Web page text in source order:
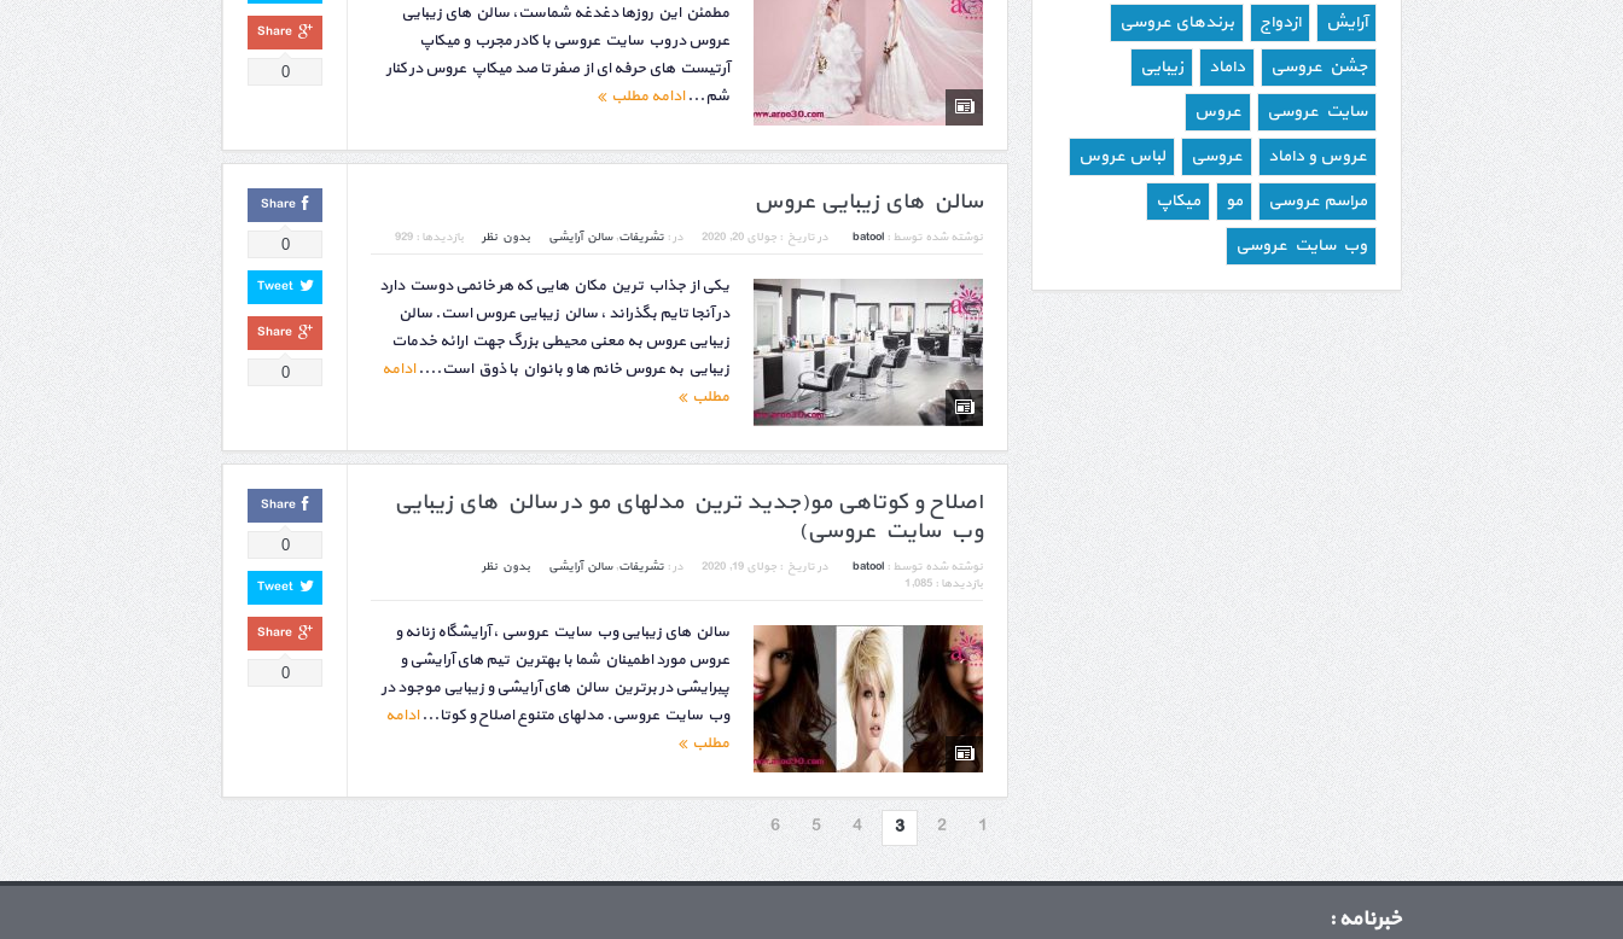
مطمئن این روزها دغدغه شماست، سالن های زیبایی
عروس در وب سایت عروسی با کادر مجرب و میکاپ
آرتیست های حرفه ای از صفر تا صد میکاپ عروس در کنار
شم...ادامه مطلب
Share
0
سالن های زیبایی عروس
نوشته شده توسط : batool در تاریخ : جولای 20, 2020 در : تشریفات,سالن آرایشی بدون نظر بازدیدها : 929
یکی از جذاب ترین مکان هایی که هر خانمی دوست دارد
در آنجا تایم بگذراند ، سالن زیبایی عروس است. سالن
زیبایی عروس به معنی محیطی بزرگ جهت ارائه خدمات
زیبایی به عروس خانم ها و بانوان با ذوق است....ادامه
مطلب
Share
0
Tweet
Share
0
اصلاح و کوتاهی مو(جدید ترین مدلهای مو در سالن های زیبایی
وب سایت عروسی)
نوشته شده توسط : batool در تاریخ : جولای 19, 2020 در : تشریفات,سالن آرایشی
بدون نظر
بازدیدها : 1,085
سالن های زیبایی وب سایت عروسی ، آرایشگاه زنانه و
عروس مورد اطمینان شما با بهترین تیم های آرایشی و
پیرایشی در برترین سالن های آرایشی و زیبایی موجود در
وب سایت عروسی. مدلهای متنوع اصلاح و کوتا...ادامه
مطلب
Share
0
Tweet
Share
0
1
2
3
4
5
6
آرایش ازدواج
برندهای عروسی
جشن عروسی
داماد
زیبایی
سایت عروسی
عروس
عروس و داماد
عروسی
لباس عروس
مراسم عروسی
مو
میکاپ
وب سایت عروسی
خبرنامه :